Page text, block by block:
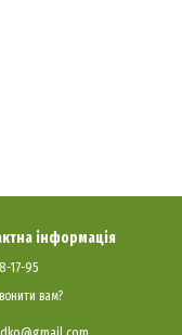
інформація
17-95
вам?